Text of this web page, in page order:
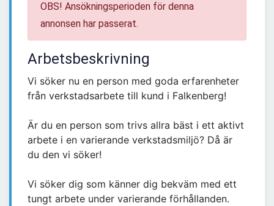
OBS! Ansökningsperioden för denna
annonsen har passerat.
Arbetsbeskrivning
Vi söker nu en person med goda erfarenheter
från verkstadsarbete till kund i Falkenberg!
Är du en person som trivs allra bäst i ett aktivt
arbete i en varierande verkstadsmiljö? Då är
du den vi söker!
Vi söker dig som känner dig bekväm med ett
tungt arbete under varierande förhållanden.